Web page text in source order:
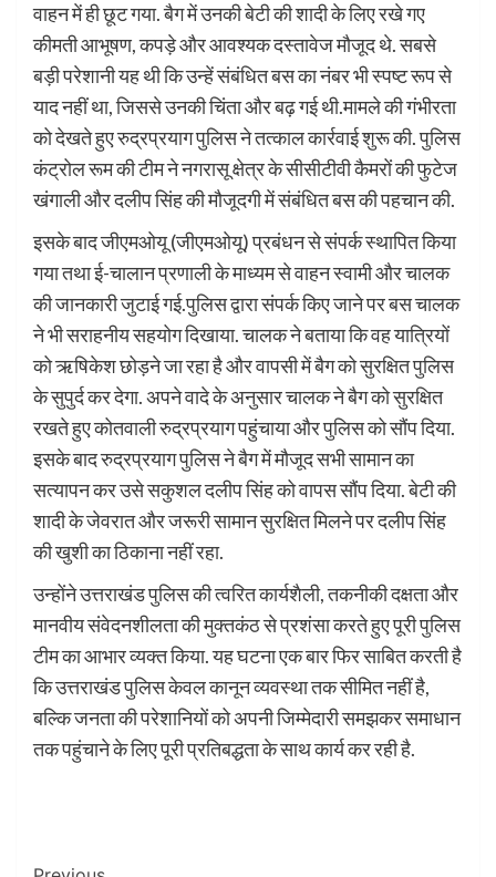
वाहन में ही छूट गया. बैग में उनकी बेटी की शादी के लिए रखे गए
कीमती आभूषण, कपड़े और आवश्यक दस्तावेज मौजूद थे. सबसे
बड़ी परेशानी यह थी कि उन्हें संबंधित बस का नंबर भी स्पष्ट रूप से
याद नहीं था, जिससे उनकी चिंता और बढ़ गई थी.मामले की गंभीरता
को देखते हुए रुद्रप्रयाग पुलिस ने तत्काल कार्रवाई शुरू की. पुलिस
कंट्रोल रूम की टीम ने नगरासू क्षेत्र के सीसीटीवी कैमरों की फुटेज
खंगाली और दलीप सिंह की मौजूदगी में संबंधित बस की पहचान की.
इसके बाद जीएमओयू (जीएमओयू) प्रबंधन से संपर्क स्थापित किया
गया तथा ई-चालान प्रणाली के माध्यम से वाहन स्वामी और चालक
की जानकारी जुटाई गई.पुलिस द्वारा संपर्क किए जाने पर बस चालक
ने भी सराहनीय सहयोग दिखाया. चालक ने बताया कि वह यात्रियों
को ऋषिकेश छोड़ने जा रहा है और वापसी में बैग को सुरक्षित पुलिस
के सुपुर्द कर देगा. अपने वादे के अनुसार चालक ने बैग को सुरक्षित
रखते हुए कोतवाली रुद्रप्रयाग पहुंचाया और पुलिस को सौंप दिया.
इसके बाद रुद्रप्रयाग पुलिस ने बैग में मौजूद सभी सामान का
सत्यापन कर उसे सकुशल दलीप सिंह को वापस सौंप दिया. बेटी की
शादी के जेवरात और जरूरी सामान सुरक्षित मिलने पर दलीप सिंह
की खुशी का ठिकाना नहीं रहा.
उन्होंने उत्तराखंड पुलिस की त्वरित कार्यशैली, तकनीकी दक्षता और
मानवीय संवेदनशीलता की मुक्तकंठ से प्रशंसा करते हुए पूरी पुलिस
टीम का आभार व्यक्त किया. यह घटना एक बार फिर साबित करती है
कि उत्तराखंड पुलिस केवल कानून व्यवस्था तक सीमित नहीं है,
बल्कि जनता की परेशानियों को अपनी जिम्मेदारी समझकर समाधान
तक पहुंचाने के लिए पूरी प्रतिबद्धता के साथ कार्य कर रही है.